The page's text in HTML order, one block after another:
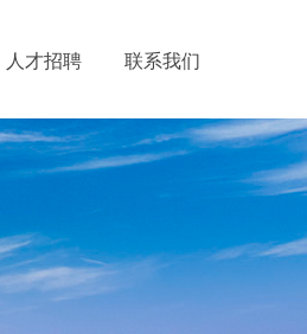
人才招聘 联系我们